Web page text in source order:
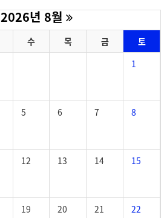
2026년 8월
수 목 금
토
1
5 6 7 8
12 13 14 15
19 20 21 22